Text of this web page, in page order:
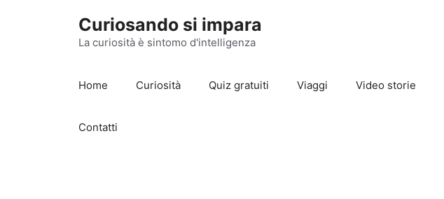
Curiosando si impara
La curiosità è sintomo d'intelligenza
Home Curiosità Quiz gratuiti Viaggi Video storie
Contatti